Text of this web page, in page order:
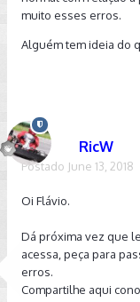
muito esses erros.
Alguém tem ideia do
RicW
Postado June 13, 2018
Oi Flávio.
Dá próxima vez que
acessa, peça para
erros.
Compartilhe aqui